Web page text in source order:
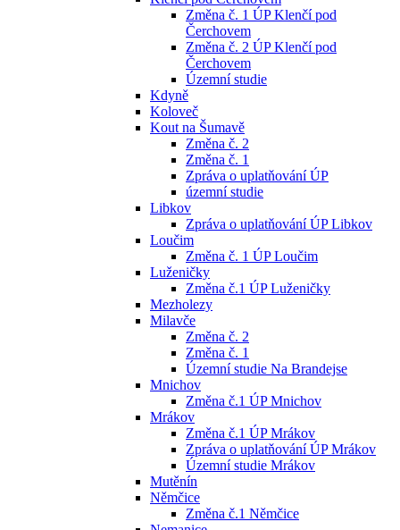
Změna č. 1 ÚP Klenčí pod
Čerchovem
Změna č. 2 ÚP Klenčí pod
Čerchovem
Územní studie
Kdyně
Koloveč
Kout na Šumavě
Změna č. 2
Změna č. 1
Zpráva o uplatňování ÚP
územní studie
Libkov
Zpráva o uplatňování ÚP Libkov
Loučim
Změna č. 1 ÚP Loučim
Luženičky
Změna č.1 ÚP Luženičky
Mezholezy
Milavče
Změna č. 2
Změna č. 1
Územní studie Na Brandejse
Mnichov
Změna č.1 ÚP Mnichov
Mrákov
Změna č.1 ÚP Mrákov
Zpráva o uplatňování ÚP Mrákov
Územní studie Mrákov
Mutěnín
Němčice
Změna č.1 Němčice